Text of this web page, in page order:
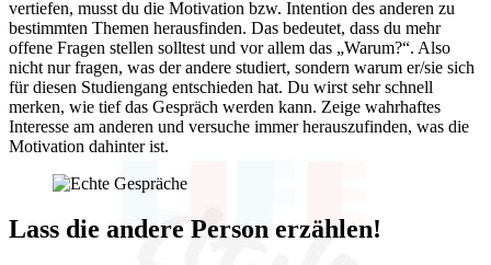
vertiefen, musst du die Motivation bzw. Intention des anderen zu
bestimmten Themen herausfinden. Das bedeutet, dass du mehr
offene Fragen stellen solltest und vor allem das „Warum?“. Also
nicht nur fragen, was der andere studiert, sondern warum er/sie sich
für diesen Studiengang entschieden hat. Du wirst sehr schnell
merken, wie tief das Gespräch werden kann. Zeige wahrhaftes
Interesse am anderen und versuche immer herauszufinden, was die
Motivation dahinter ist.
Lass die andere Person erzählen!